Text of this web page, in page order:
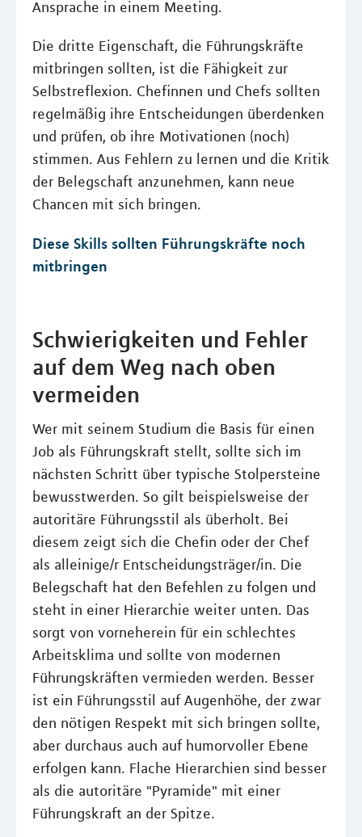
Ansprache in einem Meeting.
Die dritte Eigenschaft, die Führungskräfte
mitbringen sollten, ist die Fähigkeit zur
Selbstreflexion. Chefinnen und Chefs sollten
regelmäßig ihre Entscheidungen überdenken
und prüfen, ob ihre Motivationen (noch)
stimmen. Aus Fehlern zu lernen und die Kritik
der Belegschaft anzunehmen, kann neue
Chancen mit sich bringen.
Diese Skills sollten Führungskräfte noch
mitbringen
Schwierigkeiten und Fehler
auf dem Weg nach oben
vermeiden
Wer mit seinem Studium die Basis für einen
Job als Führungskraft stellt, sollte sich im
nächsten Schritt über typische Stolpersteine
bewusstwerden. So gilt beispielsweise der
autoritäre Führungsstil als überholt. Bei
diesem zeigt sich die Chefin oder der Chef
als alleinige/r Entscheidungsträger/in. Die
Belegschaft hat den Befehlen zu folgen und
steht in einer Hierarchie weiter unten. Das
sorgt von vorneherein für ein schlechtes
Arbeitsklima und sollte von modernen
Führungskräften vermieden werden. Besser
ist ein Führungsstil auf Augenhöhe, der zwar
den nötigen Respekt mit sich bringen sollte,
aber durchaus auch auf humorvoller Ebene
erfolgen kann. Flache Hierarchien sind besser
als die autoritäre "Pyramide" mit einer
Führungskraft an der Spitze.